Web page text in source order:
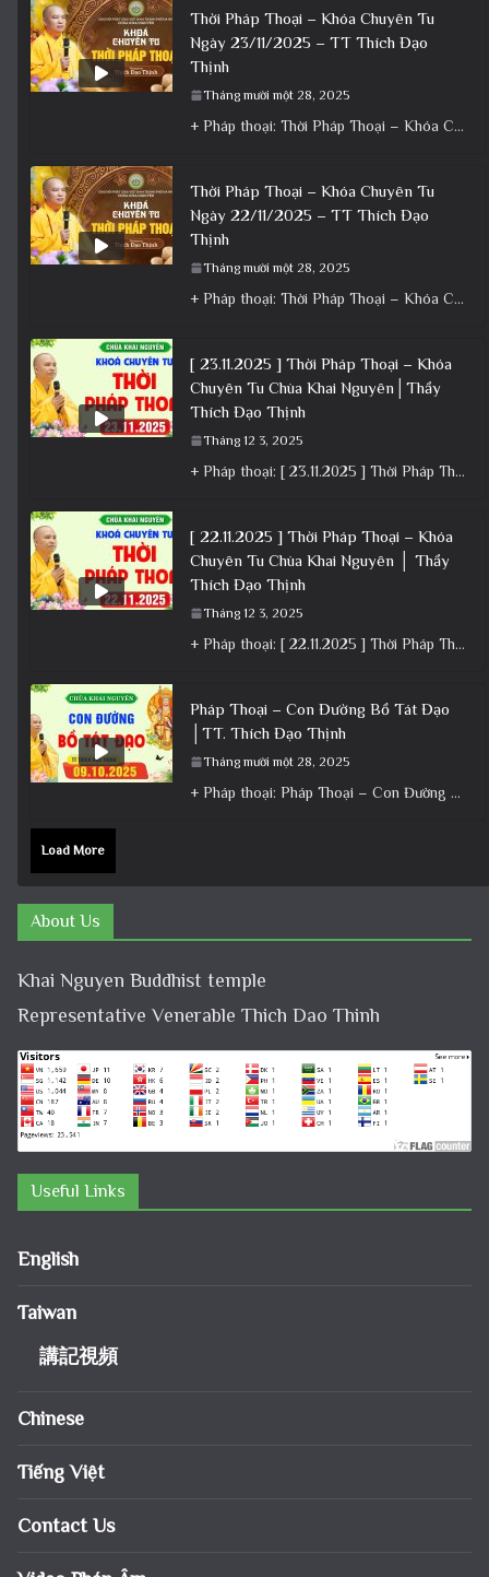
Thời Pháp Thoại – Khóa Chuyên Tu
Ngày 23/11/2025 – TT Thích Đạo
Thịnh
Tháng mười một 28, 2025
+ Pháp thoại: Thời Pháp Thoại – Khóa Chuyên Tu Ngày 23/11/2025 – TT Thích Đạo Thịnh + Album: Pháp
Thời Pháp Thoại – Khóa Chuyên Tu
Ngày 22/11/2025 – TT Thích Đạo
Thịnh
Tháng mười một 28, 2025
+ Pháp thoại: Thời Pháp Thoại – Khóa Chuyên Tu Ngày 22/11/2025 – TT Thích Đạo Thịnh + Album: Pháp
[ 23.11.2025 ] Thời Pháp Thoại – Khóa
Chuyên Tu Chùa Khai Nguyên│Thầy
Thích Đạo Thịnh
Tháng 12 3, 2025
+ Pháp thoại: [ 23.11.2025 ] Thời Pháp Thoại – Khóa Chuyên Tu Chùa Khai Nguyên│Thầy Thích Đạo Thịnh +
[ 22.11.2025 ] Thời Pháp Thoại – Khóa
Chuyên Tu Chùa Khai Nguyên │ Thầy
Thích Đạo Thịnh
Tháng 12 3, 2025
+ Pháp thoại: [ 22.11.2025 ] Thời Pháp Thoại – Khóa Chuyên Tu Chùa Khai Nguyên │ Thầy Thích Đạo
Pháp Thoại – Con Đường Bồ Tát Đạo
│TT. Thích Đạo Thịnh
Tháng mười một 28, 2025
+ Pháp thoại: Pháp Thoại – Con Đường Bồ Tát Đạo │TT. Thích Đạo Thịnh + Album: Pháp Thoại +
Load More
About Us
Khai Nguyen Buddhist temple
Representative Venerable Thich Dao Thinh
Useful Links
English
Taiwan
講記視頻
Chinese
Tiếng Việt
Contact Us